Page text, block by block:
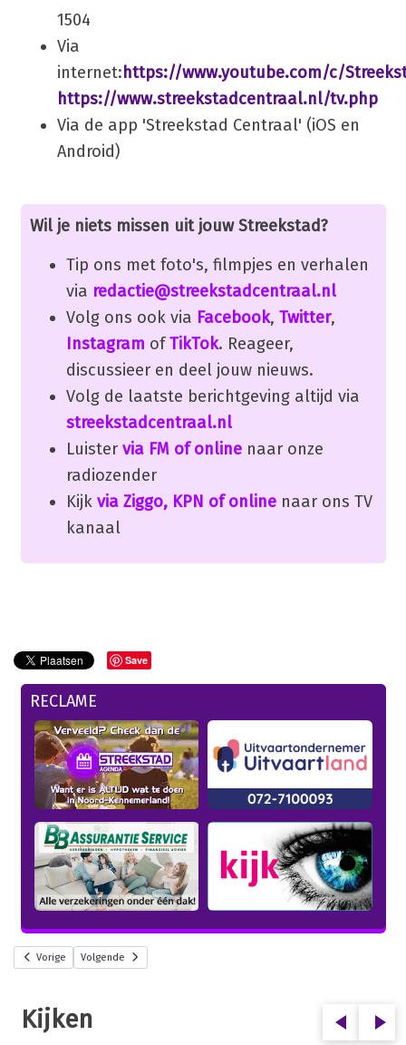
1504
Via
internet:https://www.youtube.com/c/
https://www.streekstadcentraal.nl/tv.php
Via de app 'Streekstad Centraal' (iOS en
Android)
Wil je niets missen uit jouw Streekstad?
Tip ons met foto's, filmpjes en verhalen
via redactie@streekstadcentraal.nl
Volg ons ook via Facebook, Twitter,
Instagram ofTikTok. Reageer,
discussieer en deel jouw nieuws.
Volg de laatste berichtgeving altijd via
streekstadcentraal.nl
Luister via FM of onlinenaar onze
radiozender
Kijk via Ziggo, KPN of onlinenaar ons TV
kanaal
Save
RECLAME
Vorige Volgende
Kijken